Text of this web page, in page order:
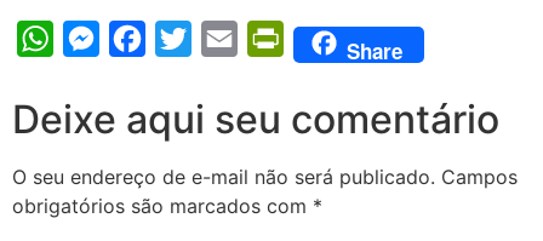
WhatsAppMessengerFacebook
Twitter Email PrintFriendly
Share
Deixe aqui seu comentário
O seu endereço de e-mail não será publicado. Campos
obrigatórios são marcados com *